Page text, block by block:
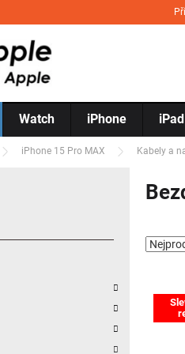
Watch iPhone iPad
iPhone 15 Pro MAX Kabely a